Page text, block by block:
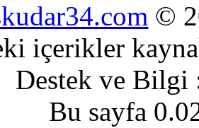
©
içerikler
Destek ve
Bu sayfa